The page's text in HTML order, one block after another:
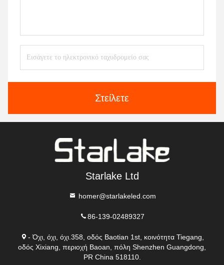
Στείλετε
Starlake Ltd
homer@starlakeled.com
86-139-02489327
- Όχι, όχι, όχι.358, οδός Baotian 1st, κοινότητα Tiegang,
οδός Xixiang, περιοχή Baoan, πόλη Shenzhen Guangdong,
PR China 518110.